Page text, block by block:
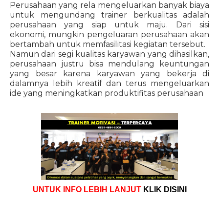
Perusahaan yang rela mengeluarkan banyak biaya
untuk mengundang trainer berkualitas adalah
perusahaan yang siap untuk maju. Dari sisi
ekonomi, mungkin pengeluaran perusahaan akan
bertambah untuk memfasilitasi kegiatan tersebut.
Namun dari segi kualitas karyawan yang dihasilkan,
perusahaan justru bisa mendulang keuntungan
yang besar karena karyawan yang bekerja di
dalamnya lebih kreatif dan terus mengeluarkan
ide yang meningkatkan produktifitas perusahaan
UNTUK INFO LEBIH LANJUT KLIK DISINI